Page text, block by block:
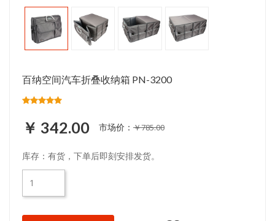
百纳空间汽车折叠收纳箱 PN-3200
￥ 342.00 市场价： ￥785.00
库存：有货，下单后即刻安排发货。